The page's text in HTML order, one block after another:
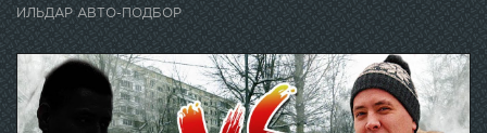
ИЛЬДАР АВТО-ПОДБОР